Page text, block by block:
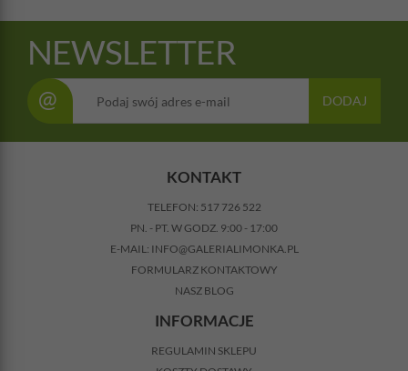
NEWSLETTER
@ DODAJ
KONTAKT
TELEFON: 517 726 522
PN. - PT. W GODZ. 9:00 - 17:00
E-MAIL: INFO@GALERIALIMONKA.PL
FORMULARZ KONTAKTOWY
NASZ BLOG
INFORMACJE
REGULAMIN SKLEPU